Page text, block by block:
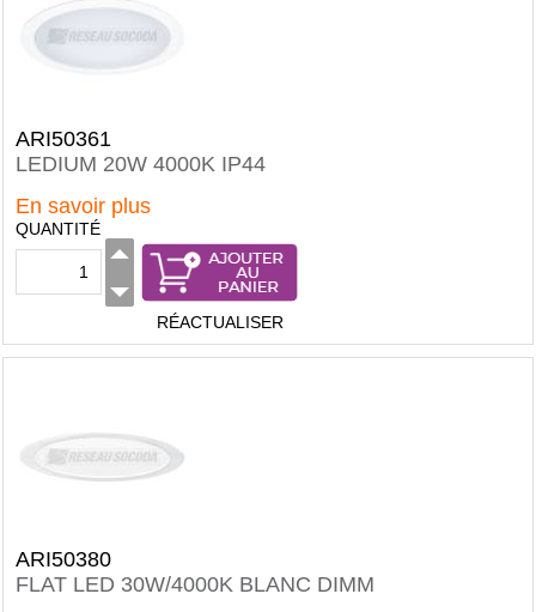
ARI50361
LEDIUM 20W 4000K IP44
En savoir plus
QUANTITÉ
RÉACTUALISER
ARI50380
FLAT LED 30W/4000K BLANC DIMM